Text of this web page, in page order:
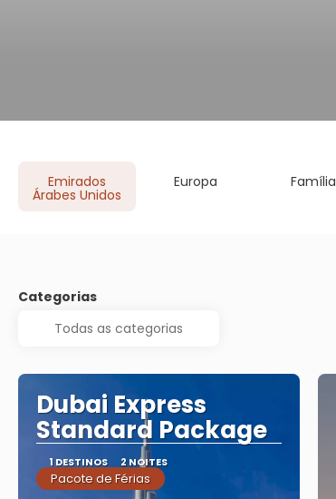
Emirados
Árabes Unidos
Europa Família
Categorias
Dubai Express
Standard Package
1 DESTINOS 2 NOITES
Pacote de Férias